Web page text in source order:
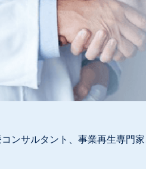
ンサルタント、事業再生専門